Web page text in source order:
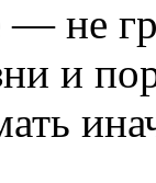
— не
и